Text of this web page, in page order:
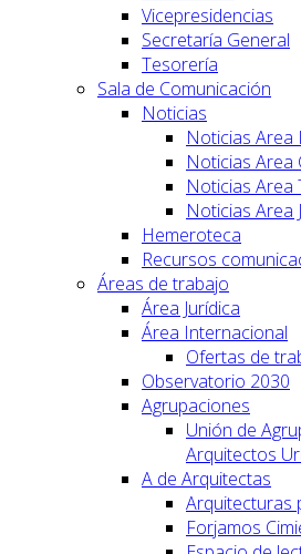
Vicepresidencias
Secretaría General
Tesorería
Sala de Comunicación
Noticias
Noticias Area
Noticias Area
Noticias Area
Noticias Area
Hemeroteca
Recursos
Áreas de trabajo
Área Jurídica
Área Internacional
Ofertas de
Observatorio 2030
Agrupaciones
Unión de
Arquitectos
A de Arquitectas
Arquitecturas
Forjamos